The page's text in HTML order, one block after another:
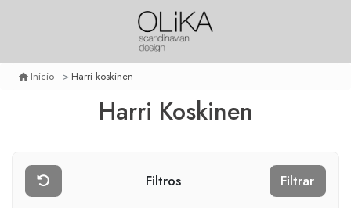
Inicio Harri koskinen
Harri Koskinen
Filtros Filtrar